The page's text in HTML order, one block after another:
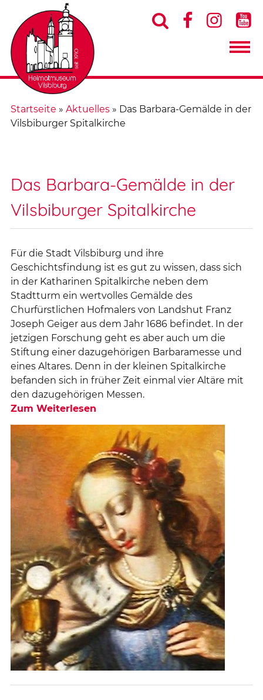
   
Startseite » Aktuelles» Das Barbara-Gemälde in der
Vilsbiburger Spitalkirche
Das Barbara-Gemälde in der
Vilsbiburger Spitalkirche
Für die Stadt Vilsbiburg und ihre
Geschichtsfindung ist es gut zu wissen, dass sich
in der Katharinen Spitalkirche neben dem
Stadtturm ein wertvolles Gemälde des
Churfürstlichen Hofmalers von Landshut Franz
Joseph Geiger aus dem Jahr 1686 befindet. In der
jetzigen Forschung geht es aber auch um die
Stiftung einer dazugehörigen Barbaramesse und
eines Altares. Denn in der kleinen Spitalkirche
befanden sich in früher Zeit einmal vier Altäre mit
den dazugehörigen Messen.
Zum Weiterlesen